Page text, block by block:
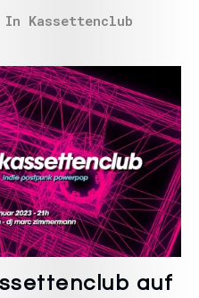
In Kassettenclub
auf